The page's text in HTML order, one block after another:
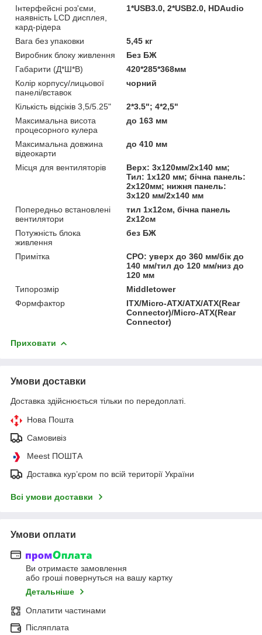
Інтерфейсні роз'єми,
наявність LCD дисплея,
кард-рідера
1*USB3.0, 2*USB2.0, HDAudio
Вага без упаковки
5,45 кг
Виробник блоку живлення
Без БЖ
Габарити (Д*Ш*В)
420*285*368мм
Колір корпусу/лицьової
панелі/вставок
чорний
Кількість відсіків 3,5/5.25"
2*3.5"; 4*2,5"
Максимальна висота
процесорного кулера
до 163 мм
Максимальна довжина
відеокарти
до 410 мм
Місця для вентиляторів
Верх: 3х120мм/2х140 мм;
Тил: 1х120 мм; бічна панель:
2х120мм; нижня панель:
3х120 мм/2х140 мм
Попередньо встановлені
вентилятори
тил 1x12см, бічна панель
2х12см
Потужність блока
живлення
без БЖ
Примітка
СРО: уверх до 360 мм/бік до
140 мм/тил до 120 мм/низ до
120 мм
Типорозмір
Middletower
Формфактор
ITX/Micro-ATX/ATX/ATX(Rear
Connector)/Micro-ATX(Rear
Connector)
Приховати
Умови доставки
Доставка здійснюється тільки по передоплаті.
Нова Пошта
Самовивіз
Meest ПОШТА
Доставка кур’єром по всій території України
Всі умови доставки
Умови оплати
Ви отримаєте замовлення
або гроші повернуться на вашу картку
Детальніше
Оплатити частинами
Післяплата